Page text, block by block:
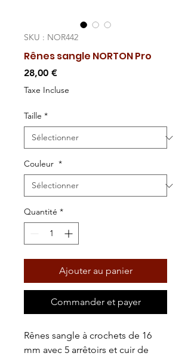
SKU : NOR442
Rênes sangle NORTON Pro
28,00 €Prix
Taxe Incluse
Taille *
Couleur *
Quantité *
Ajouter au panier
Commander et payer
Rênes sangle à crochets de 16
mm avec 5 arrêtoirs et cuir de